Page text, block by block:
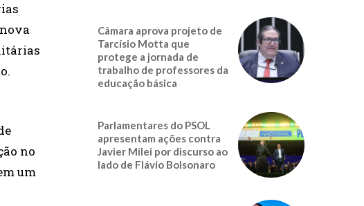
no
um
Câmara aprova projeto de
Tarcísio Motta que
protege a jornada de
trabalho de professores da
educação básica
Parlamentares do PSOL
apresentam ações contra
Javier Milei por discurso ao
lado de Flávio Bolsonaro